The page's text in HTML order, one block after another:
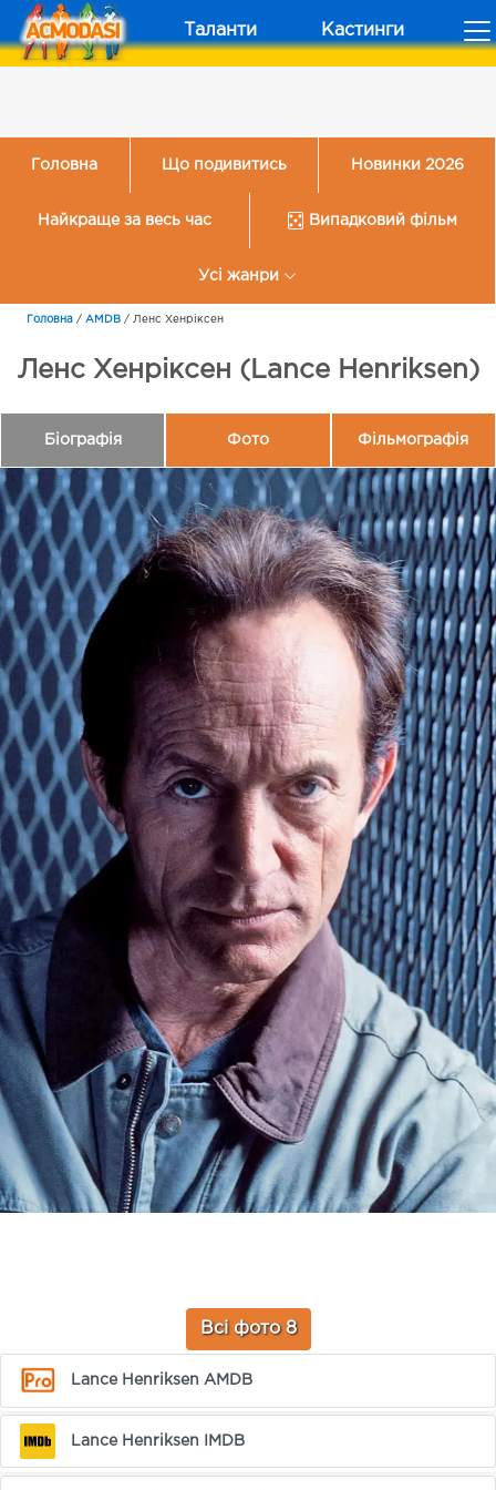
Таланти Кастинги
Головна Що подивитись Новинки 2026
Найкраще за весь час Випадковий фільм
Усі жанри
Головна / AMDB / Ленс Хенріксен
Ленс Хенріксен (Lance Henriksen)
Біографія Фото Фільмографія
Всі фото 8
Lance Henriksen AMDB
Lance Henriksen IMDB